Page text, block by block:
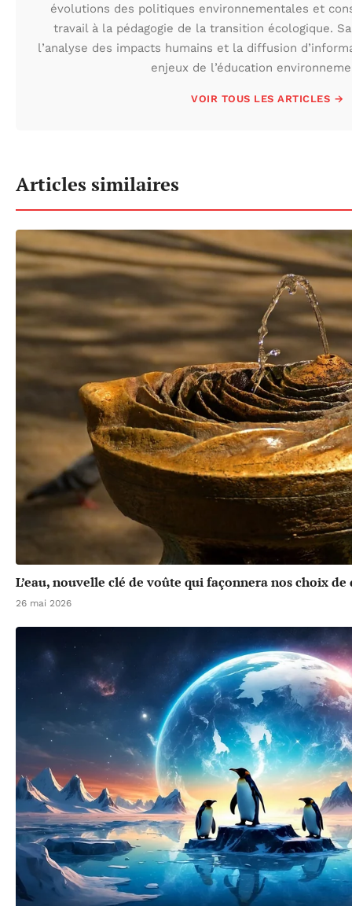
évolutions des politiques environnementales et
travail à la pédagogie de la transition écologique.
l’analyse des impacts humains et la diffusion
enjeux de l’éducation
VOIR TOUS LES ARTICLES →
Articles similaires
L’eau, nouvelle clé de voûte qui façonnera nos choix
26 mai 2026